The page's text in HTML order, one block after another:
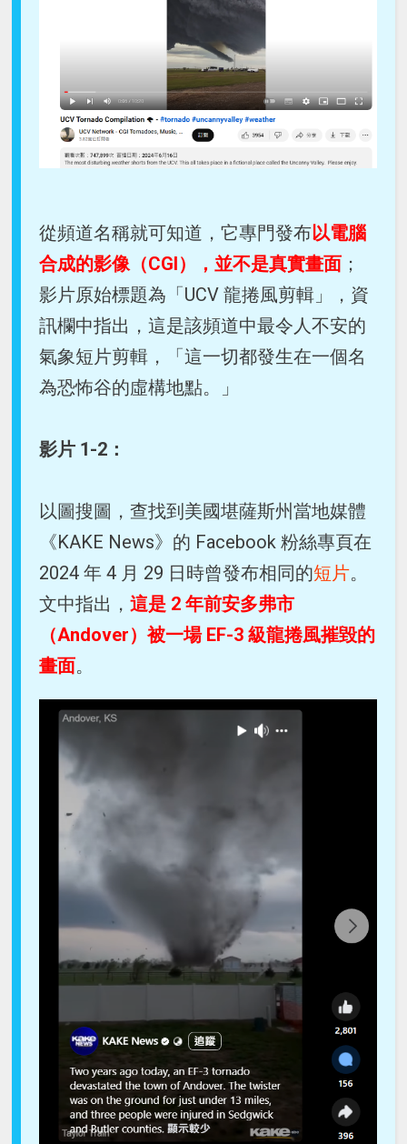
從頻道名稱就可知道，它專門發布以電腦
合成的影像（CGI），並不是真實畫面 ；
影片原始標題為「UCV 龍捲風剪輯」，資
訊欄中指出，這是該頻道中最令人不安的
氣象短片剪輯，「這一切都發生在一個名
為恐怖谷的虛構地點。」
影片 1-2：
以圖搜圖，查找到美國堪薩斯州當地媒體
《KAKE News》的 Facebook 粉絲專頁在
2024 年 4 月 29 日時曾發布相同的短片。
文中指出，這是 2 年前安多弗市
（Andover）被一場 EF-3 級龍捲風摧毀的
畫面。